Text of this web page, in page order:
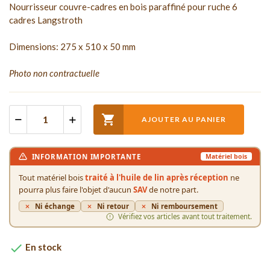
Nourrisseur couvre-cadres en bois paraffiné pour ruche 6
cadres Langstroth
Dimensions: 275 x 510 x 50 mm
Photo non contractuelle
 AJOUTER AU PANIER
INFORMATION IMPORTANTE Matériel bois
Tout matériel boistraité à l'huile de lin après réception ne
pourra plus faire l'objet d'aucun SAVde notre part.
Ni échange Ni retour
Ni remboursement
Vérifiez vos articles avant tout traitement.
 En stock